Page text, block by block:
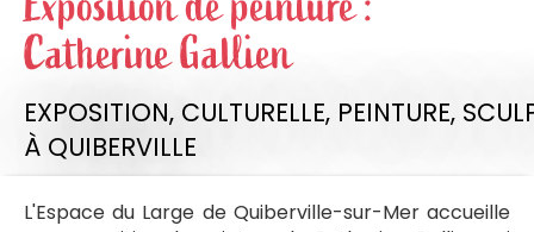
Catherine Gallien
EXPOSITION, CULTURELLE, PEINTURE,
À QUIBERVILLE
L'Espace du Large de Quiberville-sur-Mer accueille